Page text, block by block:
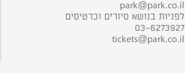
park@park.co.il
לפניות בנושא סיורים וכרטיסים
03-6273927
tickets@park.co.il